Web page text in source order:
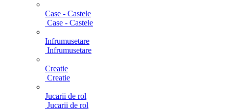
Case - Castele
Case - Castele
Infrumusetare
Infrumusetare
Creatie
Creatie
Jucarii de rol
Jucarii de rol